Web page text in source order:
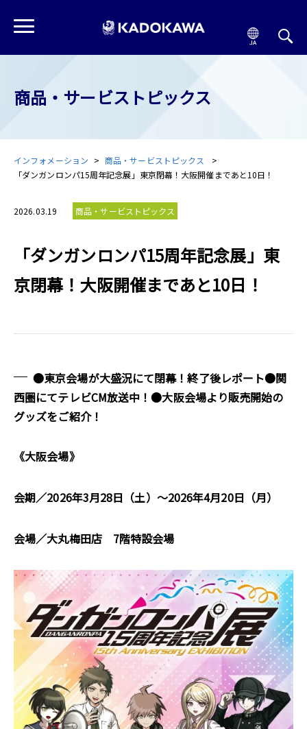
商品・サービストピックス
インフォメーション
商品・サービストピックス
「ダンガンロンパ15周年記念展」東京閉幕！大阪開催まであと10日！
2026.03.19 商品・サービストピックス
「ダンガンロンパ15周年記念展」東
京閉幕！大阪開催まであと10日！
●東京会場が大盛況にて閉幕！終了後レポート●関
西圏にてテレビCM放送中！●大阪会場より販売開始の
グッズをご紹介！
《大阪会場》
会期／2026年3月28日（土）～2026年4月20日（月）
会場／大丸梅田店 7階特設会場